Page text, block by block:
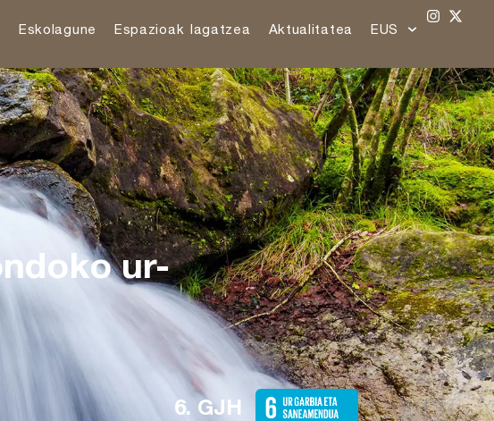
Eskolagune Espazioak lagatzea Aktualitatea EUS
ur-
6. GJH